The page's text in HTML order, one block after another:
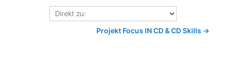
Direkt
zu:
Projekt Focus IN CD & CD Skills →